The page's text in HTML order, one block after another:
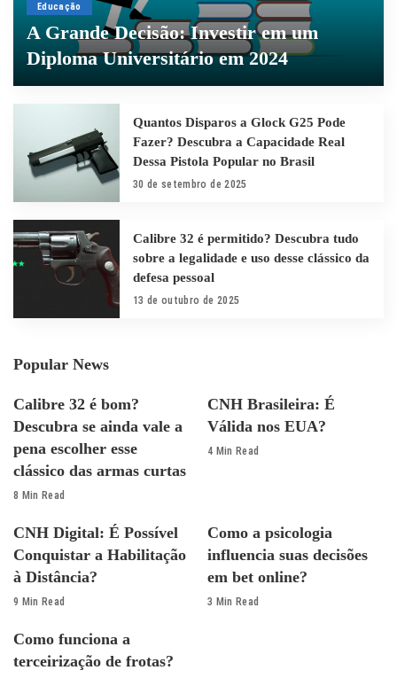
Educação
A Grande Decisão: Investir em um
Diploma Universitário em 2024
By cupuladospovos 11 de abril de 2024
Quantos Disparos a Glock G25 Pode
Fazer? Descubra a Capacidade Real
Dessa Pistola Popular no Brasil
30 de setembro de 2025
Calibre 32 é permitido? Descubra tudo
sobre a legalidade e uso desse clássico da
defesa pessoal
13 de outubro de 2025
Popular News
Calibre 32 é bom?
Descubra se ainda vale a
pena escolher esse
clássico das armas curtas
8 Min Read
CNH Brasileira: É
Válida nos EUA?
4 Min Read
CNH Digital: É Possível
Conquistar a Habilitação
à Distância?
9 Min Read
Como a psicologia
influencia suas decisões
em bet online?
3 Min Read
Como funciona a
terceirização de frotas?